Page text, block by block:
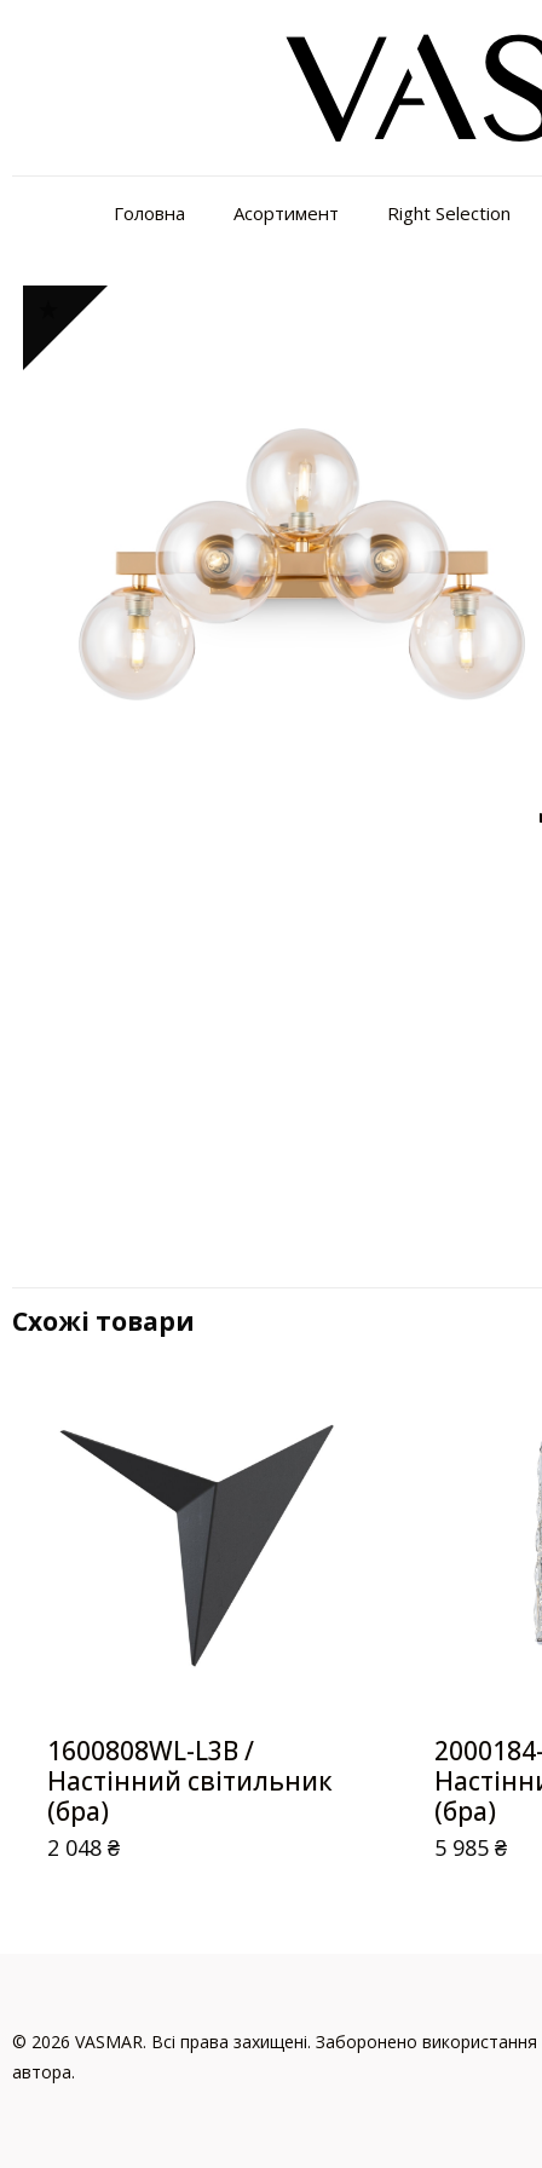
Головна Асортимент Right Selection
Схожі товари
1600808WL-L3B /
Настінний світильник
(бра)
2 048₴
(бра)
5 985₴
© 2026 VASMAR. Всі права захищені. Заборонено використання
автора.